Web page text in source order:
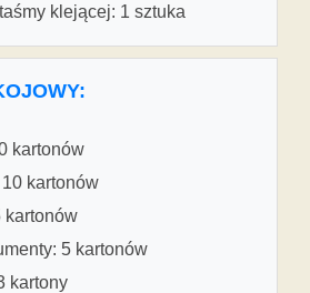
klejącej: 1 sztuka
kartonów
kartonów
kartonów
5 kartonów
kartony